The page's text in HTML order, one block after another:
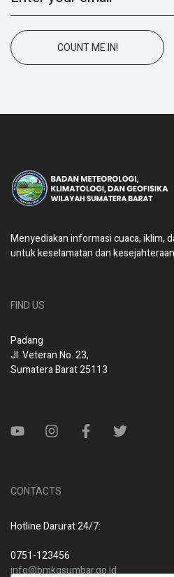
COUNT ME IN!
Menyediakan informasi cuaca, iklim,
untuk keselamatan dan
FIND US
Padang
Jl. Veteran No. 23,
Sumatera Barat 25113
CONTACTS
Hotline Darurat 24/7:
0751-123456
info@bmkgsumbar.go.id